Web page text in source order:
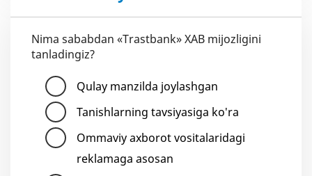
Nima sababdan «Trastbank» XAB mijozligini
tanladingiz?
Qulay manzilda joylashgan
Tanishlarning tavsiyasiga ko'ra
Ommaviy axborot vositalaridagi
reklamaga asosan